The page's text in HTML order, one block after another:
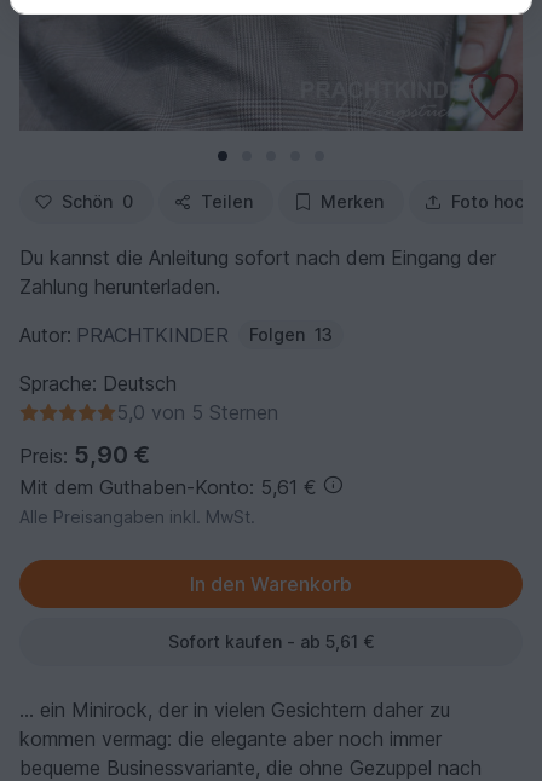
Schön 0 Teilen Merken Foto
Du kannst die Anleitung sofort nach dem Eingang der
Zahlung herunterladen.
Autor: PRACHTKINDER Folgen 13
Sprache: Deutsch
5,0 von 5 Sternen
Preis: 5,90 €
Mit dem Guthaben-Konto: 5,61 €
Alle Preisangaben inkl. MwSt.
Sofort kaufen - ab 5,61 €
… ein Minirock, der in vielen Gesichtern daher zu
kommen vermag: die elegante aber noch immer
bequeme Businessvariante, die ohne Gezuppel nach